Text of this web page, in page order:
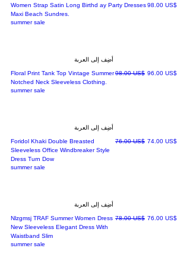
Women Strap Satin Long Birthd ay Party Dresses
Maxi Beach Sundres.
السعر ‏98.00 US$
summer sale
أضِف إلى العربة
Floral Print Tank Top Vintage Summer
Notched Neck Sleeveless Clothing.
سعر عادي
‏98.00 US$ سعر البيع‏96.00 US$
summer sale
أضِف إلى العربة
Foridol Khaki Double Breasted
Sleeveless Office Windbreaker Style
Dress Turn Dow
سعر عادي
‏76.00 US$ سعر البيع‏74.00 US$
summer sale
أضِف إلى العربة
Nlzgmsj TRAF Summer Women Dress
New Sleeveless Elegant Dress With
Waistband Slim
سعر عادي
‏78.00 US$ سعر البيع‏76.00 US$
summer sale